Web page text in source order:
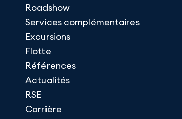
Roadshow
Services complémentaires
Excursions
Flotte
Références
Actualités
RSE
Carrière